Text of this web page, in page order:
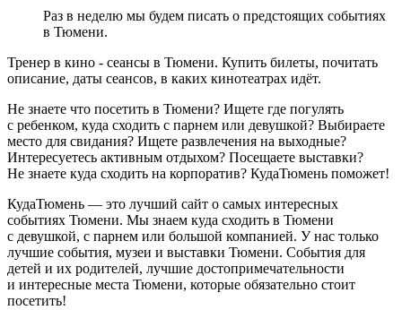
Раз в неделю мы будем писать о предстоящих событиях
в Тюмени.
Тренер в кино - сеансы в Тюмени. Купить билеты, почитать
описание, даты сеансов, в каких кинотеатрах идёт.
Не знаете что посетить в Тюмени? Ищете где погулять
с ребенком, куда сходить с парнем или девушкой? Выбираете
место для свидания? Ищете развлечения на выходные?
Интересуетесь активным отдыхом? Посещаете выставки?
Не знаете куда сходить на корпоратив? КудаТюмень поможет!
КудаТюмень — это лучший сайт о самых интересных
событиях Тюмени. Мы знаем куда сходить в Тюмени
с девушкой, с парнем или большой компанией. У нас только
лучшие события, музеи и выставки Тюмени. События для
детей и их родителей, лучшие достопримечательности
и интересные места Тюмени, которые обязательно стоит
посетить!